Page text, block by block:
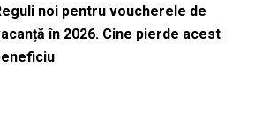
noi pentru voucherele de
în 2026. Cine pierde acest